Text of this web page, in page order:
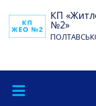
КП
№2»